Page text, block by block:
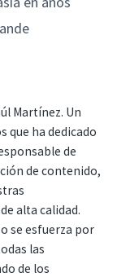
Martínez. Un
que ha dedicado
de
de contenido,
alta calidad.
se esfuerza por
las
de los